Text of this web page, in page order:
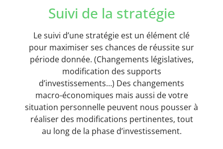
Suivi de la stratégie
Le suivi d’une stratégie est un élément clé
pour maximiser ses chances de réussite sur
période donnée. (Changements législatives,
modification des supports
d’investissements…) Des changements
macro-économiques mais aussi de votre
situation personnelle peuvent nous pousser à
réaliser des modifications pertinentes, tout
au long de la phase d’investissement.